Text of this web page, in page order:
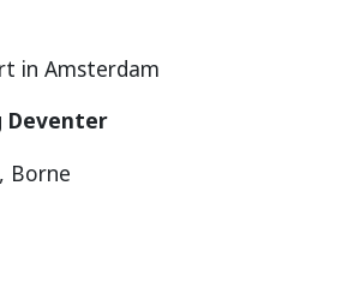
in Amsterdam
Deventer
Borne